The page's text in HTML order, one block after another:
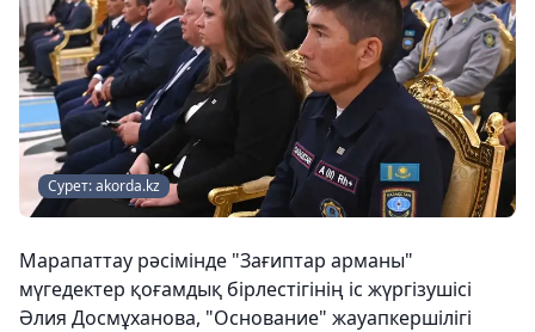
Сурет: akorda.kz
Марапаттау рәсімінде "Зағиптар арманы"
мүгедектер қоғамдық бірлестігінің іс жүргізушісі
Әлия Досмұханова, "Основание" жауапкершілігі